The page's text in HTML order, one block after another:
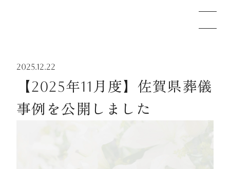
メモリードのお葬式について
葬儀の流れ
2025.12.22
【2025年11月度】佐賀県葬儀
事例を公開しました